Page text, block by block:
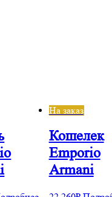
На заказ
Кошелек
Emporio
Armani